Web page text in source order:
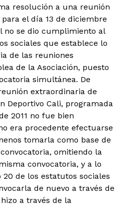
resolución a una reunión
el día 13 de diciembre
no se dio cumplimiento al
sociales que establece lo
de las reuniones
de la Asociación, puesto
simultánea. De
extraordinaria de
Deportivo Cali, programada
2011 no fue bien
era procedente efectuarse
tomarla como base de
omitiendo la
convocatoria, y a lo
de los estatutos sociales
de nuevo a través de
a través de la